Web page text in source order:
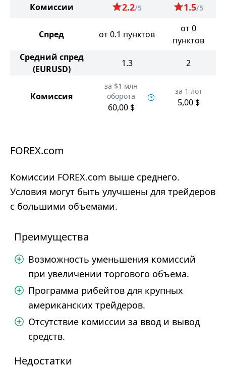
Комиссии
2.2/5 1.5/5
Спред от 0.1 пунктов
от 0
пунктов
Средний спред
(EURUSD)
1.3 2
Комиссия
за $1 млн
оборота
60,00 $
за 1 лот
5,00 $
FOREX.com
Комиссии FOREX.com выше среднего.
Условия могут быть улучшены для трейдеров
с большими объемами.
Преимущества
Возможность уменьшения комиссий
при увеличении торгового объема.
Программа рибейтов для крупных
американских трейдеров.
Отсутствие комиссии за ввод и вывод
средств.
Недостатки